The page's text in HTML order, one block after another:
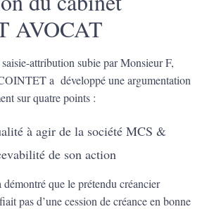
AVOCAT
attribution subie par Monsieur F,
a développé une argumentation
sur quatre points :
à agir de la société MCS &
de son action
que le prétendu créancier
pas d’une cession de créance en bonne